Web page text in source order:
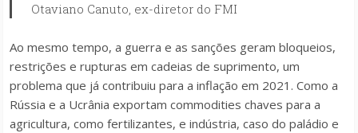
Otaviano Canuto, ex-diretor do FMI
Ao mesmo tempo, a guerra e as sanções geram bloqueios,
restrições e rupturas em cadeias de suprimento, um
problema que já contribuiu para a inflação em 2021. Como a
Rússia e a Ucrânia exportam commodities chaves para a
agricultura, como fertilizantes, e indústria, caso do paládio e